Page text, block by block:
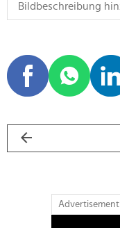
Advertisement